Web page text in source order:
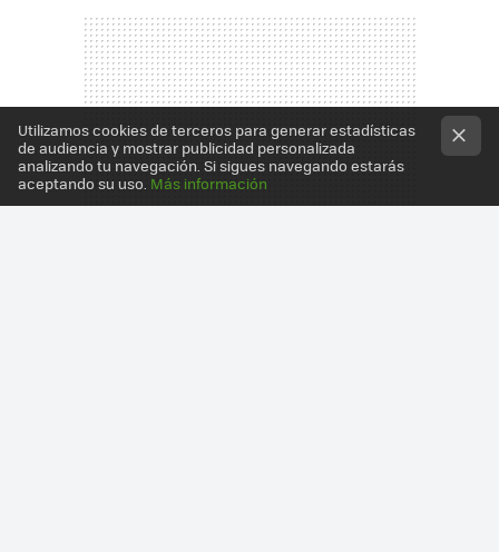
Utilizamos cookies de terceros para generar estadísticas
de audiencia y mostrar publicidad personalizada
analizando tu navegación. Si sigues navegando estarás
aceptando su uso. Más información